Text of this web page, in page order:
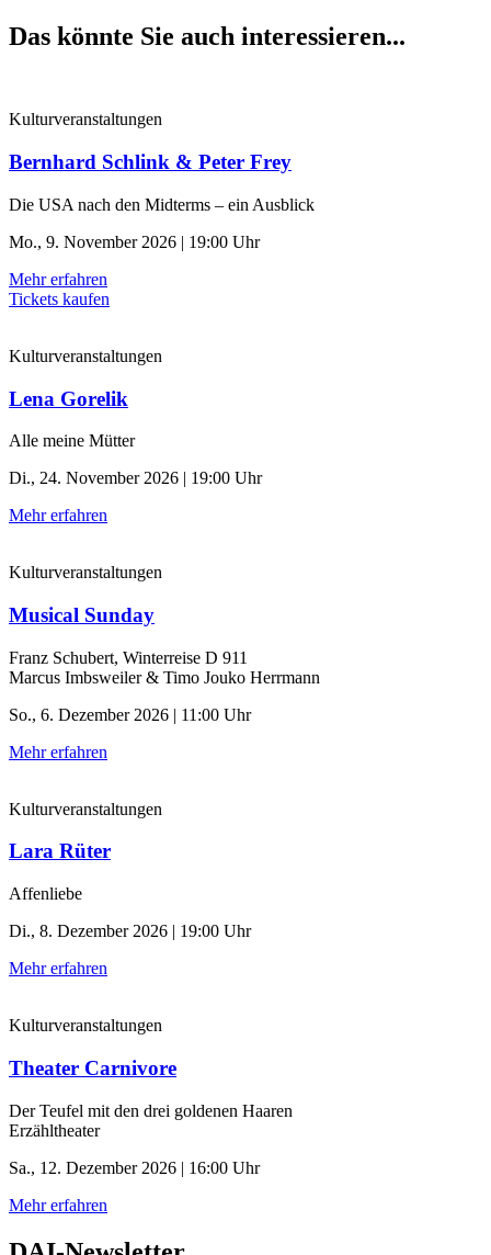
Das könnte Sie auch interessieren...
Kulturveranstaltungen
Bernhard Schlink & Peter Frey
Die USA nach den Midterms – ein Ausblick
Mo., 9. November 2026 | 19:00 Uhr
Mehr erfahren
Tickets kaufen
Kulturveranstaltungen
Lena Gorelik
Alle meine Mütter
Di., 24. November 2026 | 19:00 Uhr
Mehr erfahren
Kulturveranstaltungen
Musical Sunday
Franz Schubert, Winterreise D 911
Marcus Imbsweiler & Timo Jouko Herrmann
So., 6. Dezember 2026 | 11:00 Uhr
Mehr erfahren
Kulturveranstaltungen
Lara Rüter
Affenliebe
Di., 8. Dezember 2026 | 19:00 Uhr
Mehr erfahren
Kulturveranstaltungen
Theater Carnivore
Der Teufel mit den drei goldenen Haaren
Erzähltheater
Sa., 12. Dezember 2026 | 16:00 Uhr
Mehr erfahren